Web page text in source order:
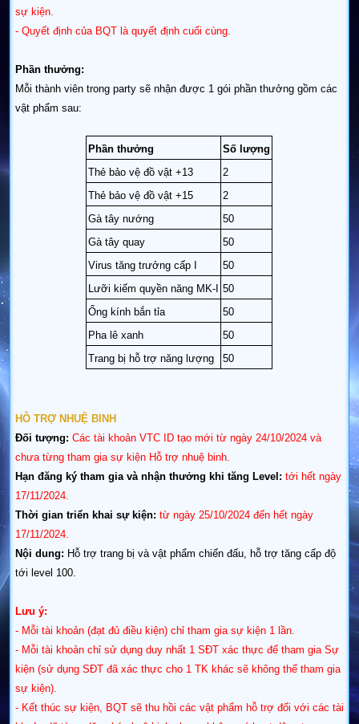
sự kiện.
- Quyết định của BQT là quyết định cuối cùng.
Phần thưởng:
Mỗi thành viên trong party sẽ nhận được 1 gói phần thưởng gồm các
vật phẩm sau:
Phần thưởng
Số lượng
Thẻ bảo vệ đồ vật +13
2
Thẻ bảo vệ đồ vật +15
2
Gà tây nướng
50
Gà tây quay
50
Virus tăng trưởng cấp I
50
Lưỡi kiếm quyền năng MK-I
50
Ống kính bắn tỉa
50
Pha lê xanh
50
Trang bị hỗ trợ năng lượng
50
HỖ TRỢ NHUỆ BINH
Đối tượng: Các tài khoản VTC ID tạo mới từ ngày 24/10/2024 và
chưa từng tham gia sự kiện Hỗ trợ nhuệ binh.
Hạn đăng ký tham gia và nhận thưởng khi tăng Level: tới hết ngày
17/11/2024.
Thời gian triển khai sự kiện: từ ngày 25/10/2024 đến hết ngày
17/11/2024.
Nội dung: Hỗ trợ trang bị và vật phẩm chiến đấu, hỗ trợ tăng cấp độ
tới level 100.
Lưu ý:
- Mỗi tài khoản (đạt đủ điều kiện) chỉ tham gia sự kiện 1 lần.
- Mỗi tài khoản chỉ sử dụng duy nhất 1 SĐT xác thực để tham gia Sự
kiện (sử dụng SĐT đã xác thực cho 1 TK khác sẽ không thể tham gia
sự kiện).
- Kết thúc sự kiện, BQT sẽ thu hồi các vật phẩm hỗ trợ đối với các tài